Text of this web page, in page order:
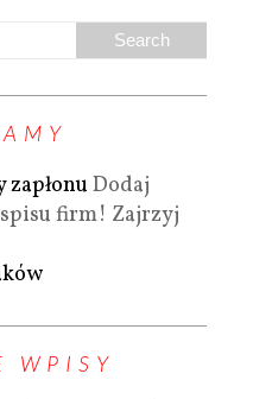
Dodaj
firm! Zajrzyj
WPISY